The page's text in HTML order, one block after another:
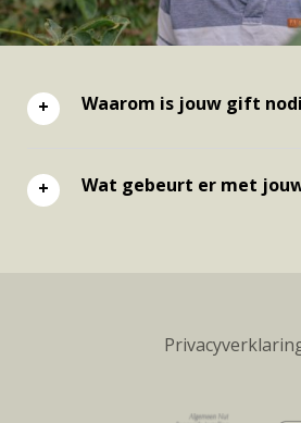
Waarom is jouw gift
Wat gebeurt er met